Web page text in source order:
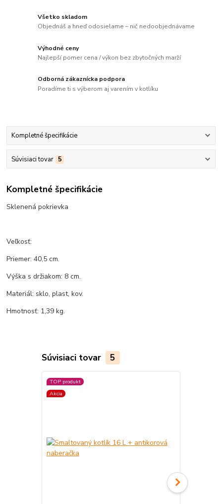
Všetko skladom
Objednáš a hneď odosielame – nič nedoobjednávame
Výhodné ceny
Najlepší pomer cena / výkon bez zbytočných marží
Odborná zákaznícka podpora
Poradíme ti s výberom aj varením v kotlíku
Kompletné špecifikácie
Súvisiaci tovar 5
Kompletné špecifikácie
Sklenená pokrievka
Veľkosť:
Priemer: 40,5 cm.
Výška s držiakom: 8 cm.
Materiál: sklo, plast, kov.
Hmotnosť: 1,39 kg.
Súvisiaci tovar 5
TOP produkt
Akcia